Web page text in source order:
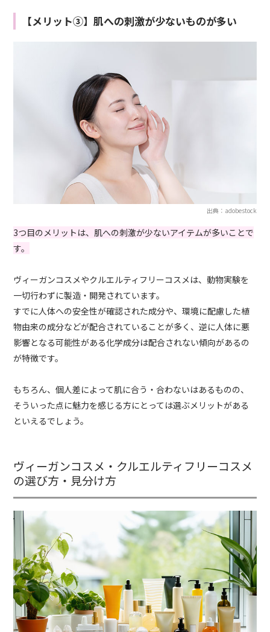
【メリット③】肌への刺激が少ないものが多い
出典：adobestock
3つ目のメリットは、肌への刺激が少ないアイテムが多いことで
す。
ヴィーガンコスメやクルエルティフリーコスメは、動物実験を
一切行わずに製造・開発されています。
すでに人体への安全性が確認された成分や、環境に配慮した植
物由来の成分などが配合されていることが多く、逆に人体に悪
影響となる可能性がある化学成分は配合されない傾向があるの
が特徴です。
もちろん、個人差によって肌に合う・合わないはあるものの、
そういった点に魅力を感じる方にとっては選ぶメリットがある
といえるでしょう。
ヴィーガンコスメ・クルエルティフリーコスメ
の選び方・見分け方